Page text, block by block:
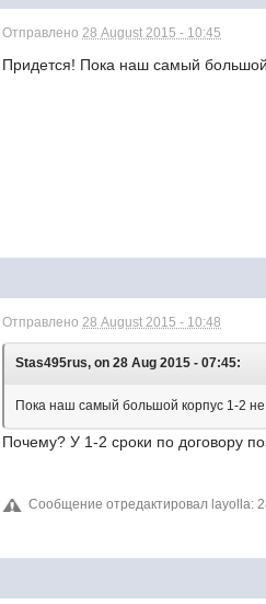
Отправлено28 August 2015 - 10:45
Придется! Пока наш самый большой
Отправлено28 August 2015 - 10:48
Stas495rus, on 28 Aug 2015 - 07:45:
Пока наш самый большой корпус 1-2 не
Почему? У 1-2 сроки по договору
Сообщение отредактировал layolla: